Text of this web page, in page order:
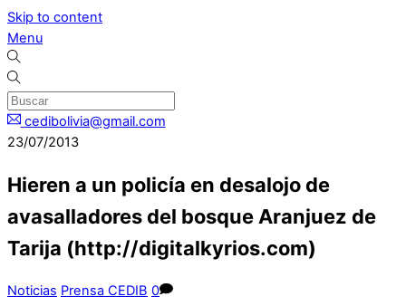
Skip to content
Menu
cedibolivia@gmail.com
23/07/2013
Hieren a un policía en desalojo de
avasalladores del bosque Aranjuez de
Tarija (http://digitalkyrios.com)
Noticias Prensa CEDIB 0